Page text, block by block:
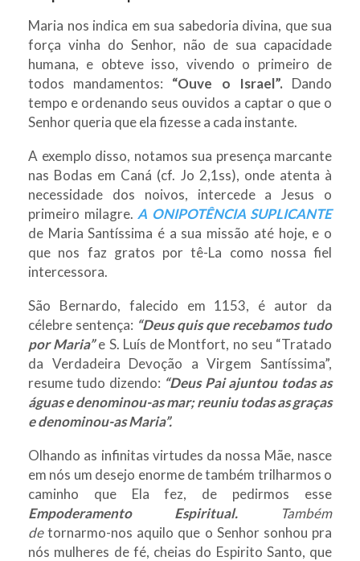
Maria nos indica em sua sabedoria divina, que sua
força vinha do Senhor, não de sua capacidade
humana, e obteve isso, vivendo o primeiro de
todos mandamentos: “Ouve o Israel”. Dando
tempo e ordenando seus ouvidos a captar o que o
Senhor queria que ela fizesse a cada instante.
A exemplo disso, notamos sua presença marcante
nas Bodas em Caná (cf. Jo 2,1ss), onde atenta à
necessidade dos noivos, intercede a Jesus o
primeiro milagre. A ONIPOTÊNCIA SUPLICANTE
de Maria Santíssima é a sua missão até hoje, e o
que nos faz gratos por tê-La como nossa fiel
intercessora.
São Bernardo, falecido em 1153, é autor da
célebre sentença: “Deus quis que recebamos tudo
por Maria”e S. Luís de Montfort, no seu “Tratado
da Verdadeira Devoção a Virgem Santíssima”,
resume tudo dizendo: “Deus Pai ajuntou todas as
águas e denominou-as mar; reuniu todas as graças
e denominou-as Maria”.
Olhando as infinitas virtudes da nossa Mãe, nasce
em nós um desejo enorme de também trilharmos o
caminho que Ela fez, de pedirmos esse
Empoderamento Espiritual.
Também
detornarmo-nos aquilo que o Senhor sonhou pra
nós mulheres de fé, cheias do Espirito Santo, que